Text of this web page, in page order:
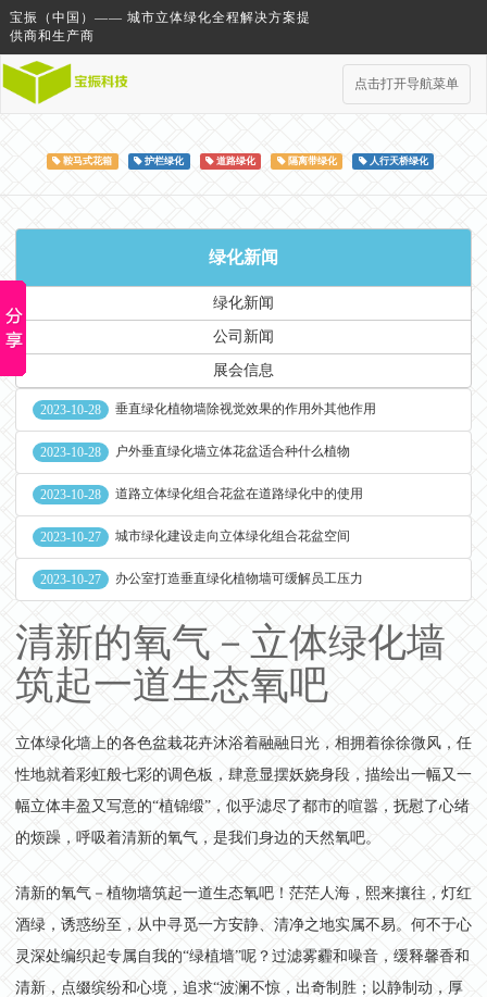
宝振（中国）—— 城市立体绿化全程解决方案提
供商和生产商
点击打开导航菜单
鞍马式花箱 护栏绿化 道路绿化 隔离带绿化 人行天桥绿化
绿化新闻
绿化新闻
公司新闻
展会信息
2023-10-28 垂直绿化植物墙除视觉效果的作用外其他作用
2023-10-28 户外垂直绿化墙立体花盆适合种什么植物
2023-10-28 道路立体绿化组合花盆在道路绿化中的使用
2023-10-27 城市绿化建设走向立体绿化组合花盆空间
2023-10-27 办公室打造垂直绿化植物墙可缓解员工压力
清新的氧气－立体绿化墙
筑起一道生态氧吧
立体绿化墙上的各色盆栽花卉沐浴着融融日光，相拥着徐徐微风，任
性地就着彩虹般七彩的调色板，肆意显摆妖娆身段，描绘出一幅又一
幅立体丰盈又写意的“植锦缎”，似乎滤尽了都市的喧嚣，抚慰了心绪
的烦躁，呼吸着清新的氧气，是我们身边的天然氧吧。
清新的氧气－植物墙筑起一道生态氧吧！茫茫人海，熙来攘往，灯红
酒绿，诱惑纷至，从中寻觅一方安静、清净之地实属不易。何不于心
灵深处编织起专属自我的“绿植墙”呢？过滤雾霾和噪音，缓释馨香和
清新，点缀缤纷和心境，追求“波澜不惊，出奇制胜；以静制动，厚